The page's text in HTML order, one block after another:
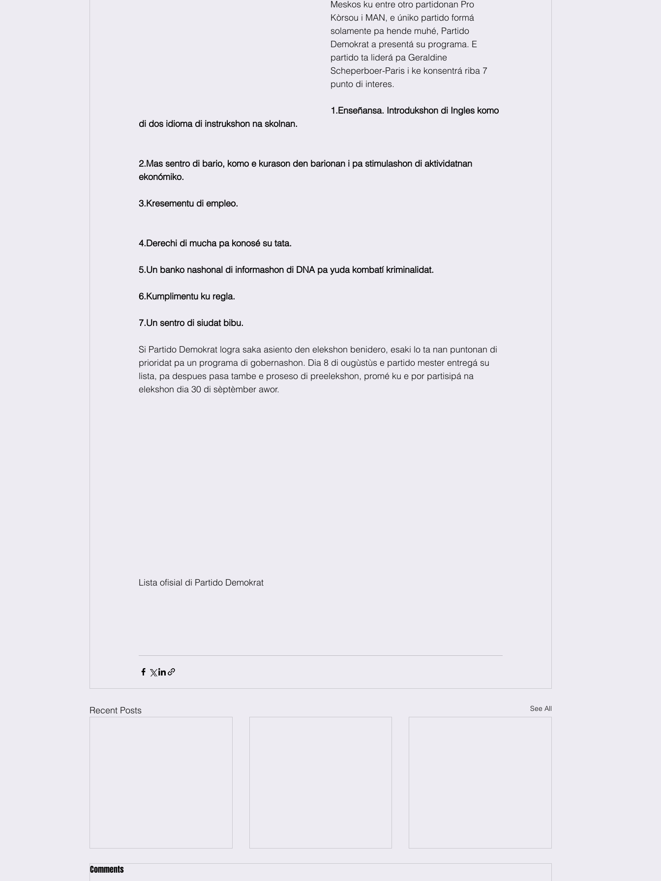
Meskos ku entre otro partidonan Pro
Kòrsou i MAN, e úniko partido formá
solamente pa hende muhé, Partido
Demokrat a presentá su programa. E
partido ta liderá pa Geraldine
Scheperboer-Paris i ke konsentrá riba 7
punto di interes.
1.Enseñansa. Introdukshon di Ingles komo
di dos idioma di instrukshon na skolnan.
2.Mas sentro di bario, komo e kurason den barionan i pa stimulashon di aktividatnan
ekonómiko.
3.Kresementu di empleo.
4.Derechi di mucha pa konosé su tata.
5.Un banko nashonal di informashon di DNA pa yuda kombatí kriminalidat.
6.Kumplimentu ku regla.
7.Un sentro di siudat bibu.
Si Partido Demokrat logra saka asiento den elekshon benidero, esaki lo ta nan puntonan di
prioridat pa un programa di gobernashon. Dia 8 di ougùstùs e partido mester entregá su
lista, pa despues pasa tambe e proseso di preelekshon, promé ku e por partisipá na
elekshon dia 30 di sèptèmber awor.
Lista ofisial di Partido Demokrat
Recent Posts See All
Comments